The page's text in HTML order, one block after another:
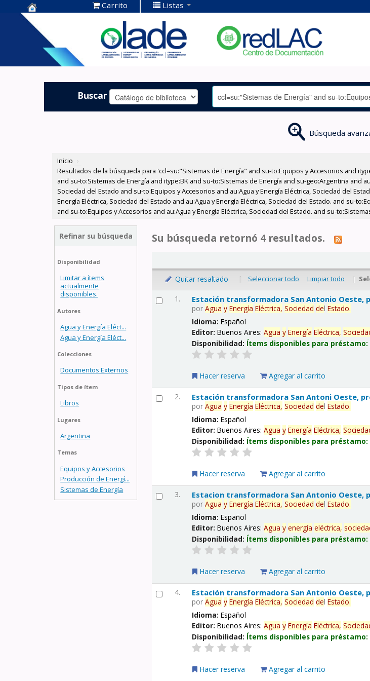
Centro de
Documentación
OLADE -
Carrito Listas
Buscar
Búsqueda
Inicio ›
Resultados de la búsqueda para 'ccl=su:"Sistemas de Energía" and su-to:Equipos y Accesorios and
and su-to:Sistemas de Energía and itype:BK and su-to:Sistemas de Energía and su-geo:Argentina and
Sociedad del Estado and su-to:Equipos y Accesorios and au:Agua y Energía Eléctrica, Sociedad del
Energía Eléctrica, Sociedad del Estado and au:Agua y Energía Eléctrica, Sociedad del Estado. and su-
and su-to:Equipos y Accesorios and au:Agua y Energía Eléctrica, Sociedad del Estado. and su-
Refinar su búsqueda
Disponibilidad
Limitar a ítems
actualmente
disponibles.
Autores
Agua y Energía Eléct...
Agua y Energía Eléct...
Colecciones
Documentos Externos
Tipos de ítem
Libros
Lugares
Argentina
Temas
Equipos y Accesorios
Producción de Energí...
Sistemas de Energía
Su búsqueda retornó 4 resultados.
Quitar resaltado | Seleccionar todo Limpiar todo |
1. Estación transformadora San Antonio Oeste,
porAgua y Energía Eléctrica, Sociedad delEstado.
Idioma:Español
Editor:Buenos Aires:Agua y Energía Eléctrica,
Disponibilidad: Ítems disponibles para préstamo:
Hacer reserva Agregar al carrito
2. Estación transformadora San Antoni Oeste,
porAgua y Energía Eléctrica, Sociedad delEstado.
Idioma:Español
Editor:Buenos Aires:Agua y Energía Eléctrica,
Disponibilidad: Ítems disponibles para préstamo:
Hacer reserva Agregar al carrito
3. Estacion transformadora San Antonio Oeste,
porAgua y Energía Eléctrica, Sociedad delEstado.
Idioma:Español
Editor:Buenos Aires:Agua y energía eléctrica,
Disponibilidad: Ítems disponibles para préstamo:
Hacer reserva Agregar al carrito
4. Estación transformadora San Antonio Oeste,
porAgua y Energía Eléctrica, Sociedad delEstado.
Idioma:Español
Editor:Buenos Aires:Agua y Energía Eléctrica,
Disponibilidad: Ítems disponibles para préstamo:
Hacer reserva Agregar al carrito